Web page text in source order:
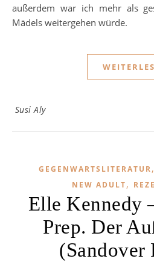
außerdem war ich mehr als
Mädels weitergehen würde.
Susi Aly
GEGENWARTSLITERATUR,
NEW ADULT,
Elle Kennedy
Prep. Der
(Sandover